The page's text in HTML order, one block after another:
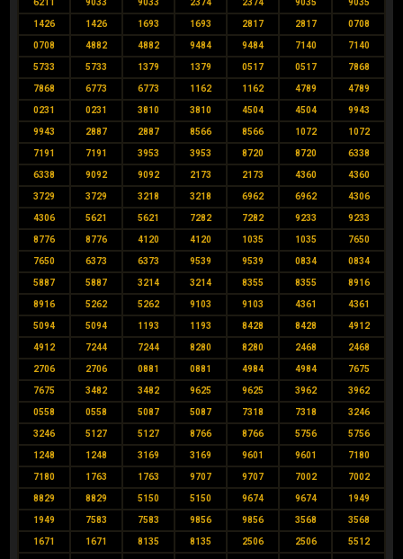
6211 9033 9033 2374 2374 9035 9035
1426 1426 1693 1693 2817 2817 0708
0708 4882 4882 9484 9484 7140 7140
5733 5733 1379 1379 0517 0517 7868
7868 6773 6773 1162 1162 4789 4789
0231 0231 3810 3810 4504 4504 9943
9943 2887 2887 8566 8566 1072 1072
7191 7191 3953 3953 8720 8720 6338
6338 9092 9092 2173 2173 4360 4360
3729 3729 3218 3218 6962 6962 4306
4306 5621 5621 7282 7282 9233 9233
8776 8776 4120 4120 1035 1035 7650
7650 6373 6373 9539 9539 0834 0834
5887 5887 3214 3214 8355 8355 8916
8916 5262 5262 9103 9103 4361 4361
5094 5094 1193 1193 8428 8428 4912
4912 7244 7244 8280 8280 2468 2468
2706 2706 0881 0881 4984 4984 7675
7675 3482 3482 9625 9625 3962 3962
0558 0558 5087 5087 7318 7318 3246
3246 5127 5127 8766 8766 5756 5756
1248 1248 3169 3169 9601 9601 7180
7180 1763 1763 9707 9707 7002 7002
8829 8829 5150 5150 9674 9674 1949
1949 7583 7583 9856 9856 3568 3568
1671 1671 8135 8135 2506 2506 5512